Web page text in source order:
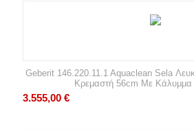
Geberit 146.220.11.1 Aquaclean Sela
Κρεμαστή 56cm Με
3.555,00 €